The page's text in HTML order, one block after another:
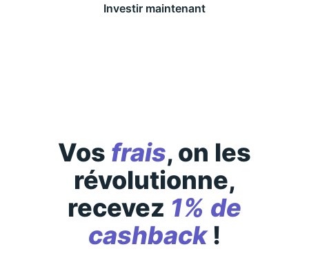
Investir maintenant
Vos frais, on les
révolutionne,
recevez 1% de
cashback!